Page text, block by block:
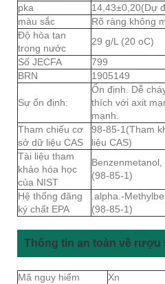
pka
14,43±0,20(Dự
màu sắc
Rõ ràng không
Độ hòa tan
trong nước
29 g/L (20 oC)
Số JECFA
799
BRN
1905149
Sự ổn định:
Ổn định. Dễ
thích với axit
mạnh.
Tham chiếu cơ
sở dữ liệu CAS
98-85-1(Tham
liệu CAS)
Tài liệu tham
khảo hóa học
của NIST
(98-85-1)
Hệ thống đăng
ký chất EPA
.alpha.-
(98-85-1)
Thông tin an toàn về rượu
Mã nguy hiểm
Xn